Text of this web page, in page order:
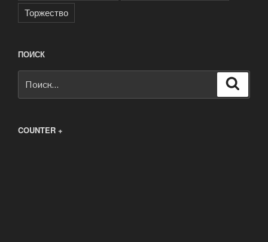
Торжество
ПОИСК
COUNTER +